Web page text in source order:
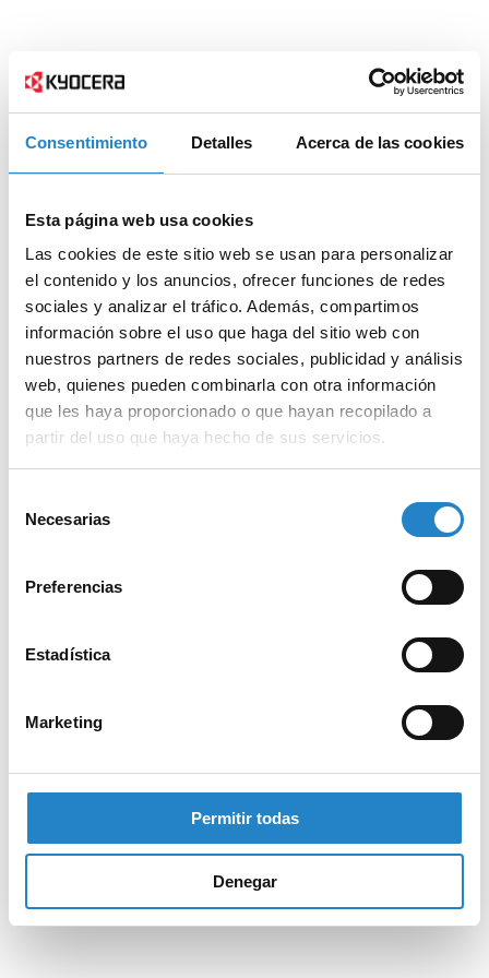
Consentimiento Detalles Acerca de las cookies
Esta página web usa cookies
Las cookies de este sitio web se usan para personalizar
el contenido y los anuncios, ofrecer funciones de redes
sociales y analizar el tráfico. Además, compartimos
información sobre el uso que haga del sitio web con
nuestros partners de redes sociales, publicidad y análisis
web, quienes pueden combinarla con otra información
que les haya proporcionado o que hayan recopilado a
partir del uso que haya hecho de sus servicios.
Necesarias
Preferencias
Estadística
Marketing
Permitir todas
Denegar